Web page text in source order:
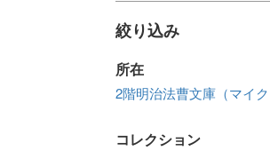
絞り込み
所在
2階明治法曹文庫（マイク
コレクション